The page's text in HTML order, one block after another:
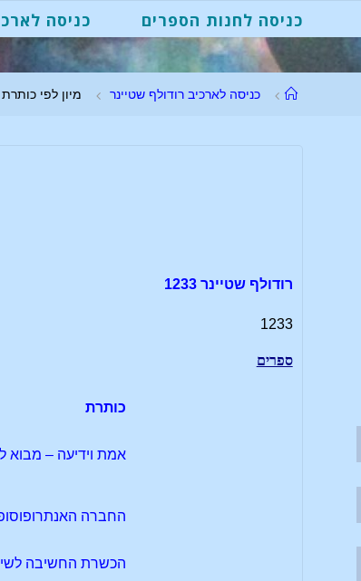
כניסה לחנות הספרים כניסה
עמודכניסה לארכיב רודולף שטיינר מיון לפי
רודולף שטיינר 1233
1233
ספרים
כותרת
אמת וידיעה – מבוא
החברה
הכשרת החשיבה